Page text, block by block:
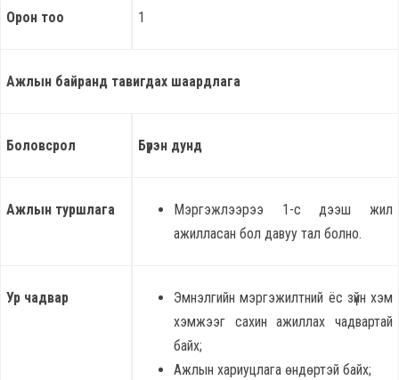
Орон тоо 1
Ажлын байранд тавигдах шаардлага
Боловсрол Бүрэн дунд
Ажлын туршлага
Мэргэжлээрээ 1-с дээш жил
ажилласан бол давуу тал болно.
Ур чадвар
Эмнэлгийн мэргэжилтний ёс зүйн хэм
хэмжээг сахин ажиллах чадвартай
байх;
Ажлын хариуцлага өндөртэй байх;